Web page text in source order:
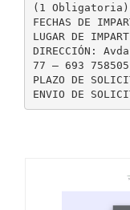
(1 Obligatoria)
FECHAS DE
LUGAR DE
DIRECCIÓN:
77 – 693 758505
PLAZO DE
ENVIO DE